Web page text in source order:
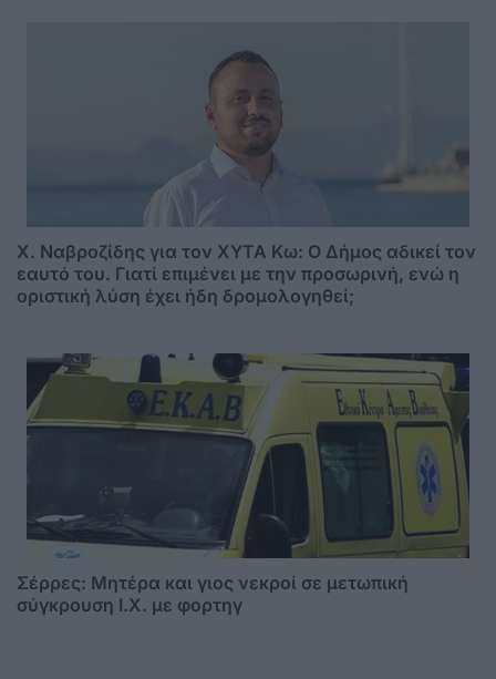
Χ. Ναβροζίδης για τον ΧΥΤΑ Kω: Ο Δήμος αδικεί τον
εαυτό του. Γιατί επιμένει με την προσωρινή, ενώ η
οριστική λύση έχει ήδη δρομολογηθεί;
Σέρρες: Μητέρα και γιος νεκροί σε μετωπική
σύγκρουση Ι.Χ. με φορτηγ